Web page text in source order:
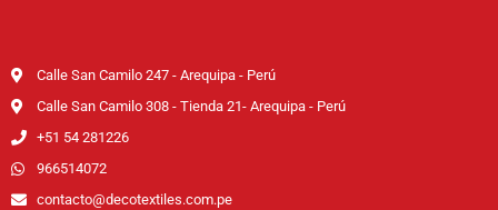
Calle San Camilo 247 - Arequipa - Perú
Calle San Camilo 308 - Tienda 21- Arequipa - Perú
+51 54 281226
966514072
contacto@decotextiles.com.pe